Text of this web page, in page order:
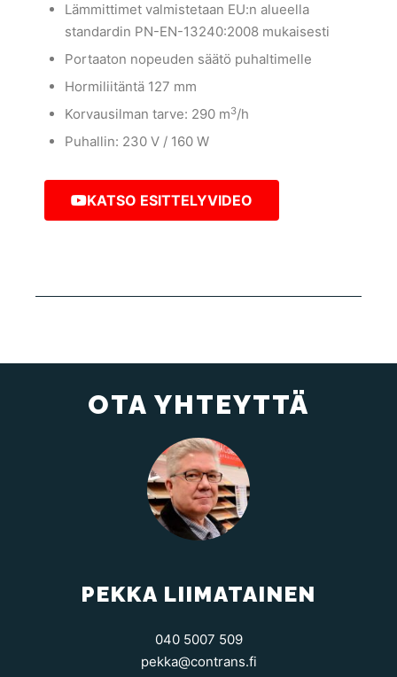
Lämmittimet valmistetaan EU:n alueella
standardin PN-EN-13240:2008 mukaisesti
Portaaton nopeuden säätö puhaltimelle
Hormiliitäntä 127 mm
Korvausilman tarve: 290 m3/h
Puhallin: 230 V / 160 W
KATSO ESITTELYVIDEO
OTA YHTEYTTÄ
PEKKA LIIMATAINEN
040 5007 509
pekka@contrans.fi